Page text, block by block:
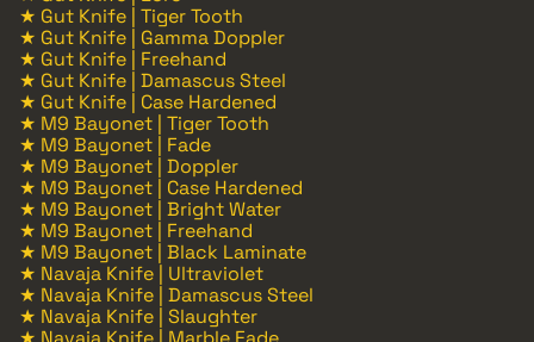
★ Gut Knife | Tiger Tooth
★ Gut Knife | Gamma Doppler
★ Gut Knife | Freehand
★ Gut Knife | Damascus Steel
★ Gut Knife | Case Hardened
★ M9 Bayonet | Tiger Tooth
★ M9 Bayonet | Fade
★ M9 Bayonet | Doppler
★ M9 Bayonet | Case Hardened
★ M9 Bayonet | Bright Water
★ M9 Bayonet | Freehand
★ M9 Bayonet | Black Laminate
★ Navaja Knife | Ultraviolet
★ Navaja Knife | Damascus Steel
★ Navaja Knife | Slaughter